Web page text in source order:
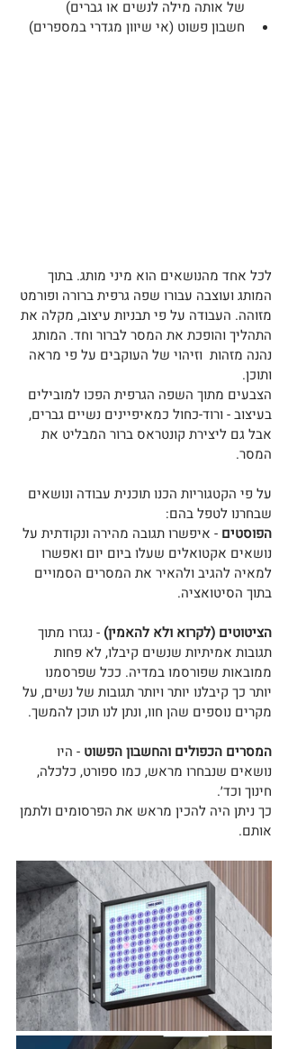
של אותה מילה לנשים או גברים)
חשבון פשוט (אי שיוון מגדרי במספרים)
לכל אחד מהנושאים הוא מיני מותג. בתוך
המותג ועוצבה עבורו שפה גרפית ברורה ופורמט
מזוהה. העבודה על פי תבניות עיצוב, מקלה את
התהליך והופכת את המסר לברור וחד. המותג
נהנה מזהות  וזיהוי של העוקבים על פי מראה
ותוכן.
הצבעים מתוך השפה הגרפית הפכו למובילים
בעיצוב - ורוד-כחול כמאיפיינים נשיים גברים,
אבל גם ליצירת קונטראס ברור המבליט את
המסר.
על פי הקטגוריות הכנו תוכנית עבודה ונושאים
שבחרנו לטפל בהם:
הפוסטים - איפשרו תגובה מהירה ונקודתית על
נושאים אקטואלים שעלו ביום יום ואפשרו
למאיה להגיב ולהאיר את המסרים הסמויים
בתוך הסיטואציה.
הציטוטים (לקרוא ולא להאמין) - נגזרו מתוך
תגובות אמיתיות שנשים קיבלו, לא פחות
ממובאות שפורסמו במדיה. ככל שפרסמנו
יותר כך קיבלנו יותר ויותר תגובות של נשים, על
מקרים נוספים שהן חוו, ונתן לנו תוכן להמשך.
המסרים הכפולים והחשבון הפשוט - היו
נושאים שנבחרו מראש, כמו ספורט, כלכלה,
חינוך וכד׳.
כך ניתן היה להכין מראש את הפרסומים ולתמן
אותם.